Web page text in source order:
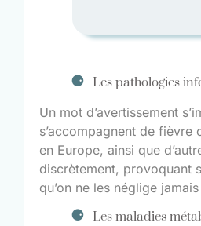
Les pathologies
Un mot d’avertissement
s’accompagnent de
en Europe, ainsi que
discrètement, provoquant
qu’on ne les néglige
Les maladies